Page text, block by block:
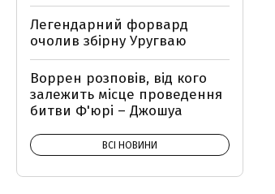
Легендарний форвард
очолив збірну Уругваю
Воррен розповів, від кого
залежить місце проведення
битви Ф'юрі – Джошуа
ВСІ НОВИНИ